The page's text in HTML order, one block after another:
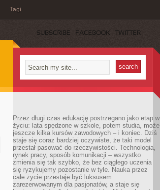
Tagi
SUBSCRIBE FACEBOOK TWITTER
Przez długi czas edukację postrzegano jako etap w
życiu: lata spędzone w szkole, potem studia, może
jeszcze kilka kursów zawodowych – i koniec. Dziś
staje się coraz bardziej oczywiste, że taki model
przestał pasować do rzeczywistości. Technologia,
rynek pracy, sposób komunikacji – wszystko
zmienia się tak szybko, że bez ciągłego uczenia
się ryzykujemy pozostanie w tyle. Nauka przez
całe życie przestaje być luksusem
zarezerwowanym dla pasjonatów, a staje się